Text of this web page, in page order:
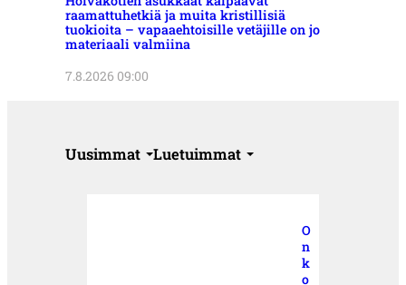
raamattuhetkiä ja muita kristillisiä
tuokioita – vapaaehtoisille vetäjille on jo
materiaali valmiina
7.8.2026 09:00
Uusimmat Luetuimmat
O
n
k
o